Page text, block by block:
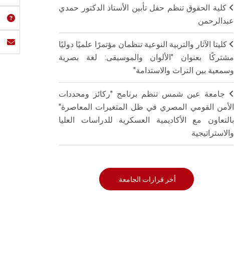
كلية الحقوق تنظم حفل تأبين الأستاذ الدكتور حمدي
عبدالرحمن
كليتا الآثار والتربية النوعية تنظمان مؤتمرًا علميًا دوليًا
مشتركًا بعنوان "الألوان والموسيقى: لغة بصرية
وسمعية بين التراث والاستدامة"
جامعة عين شمس تنظم برنامج "ركائز ومحددات
الأمن القومي المصري في ظل المتغيرات المعاصرة"
بالتعاون مع الأكاديمية العسكرية للدراسات العليا
والاستراتيجية
أخر قرارات الجامعة